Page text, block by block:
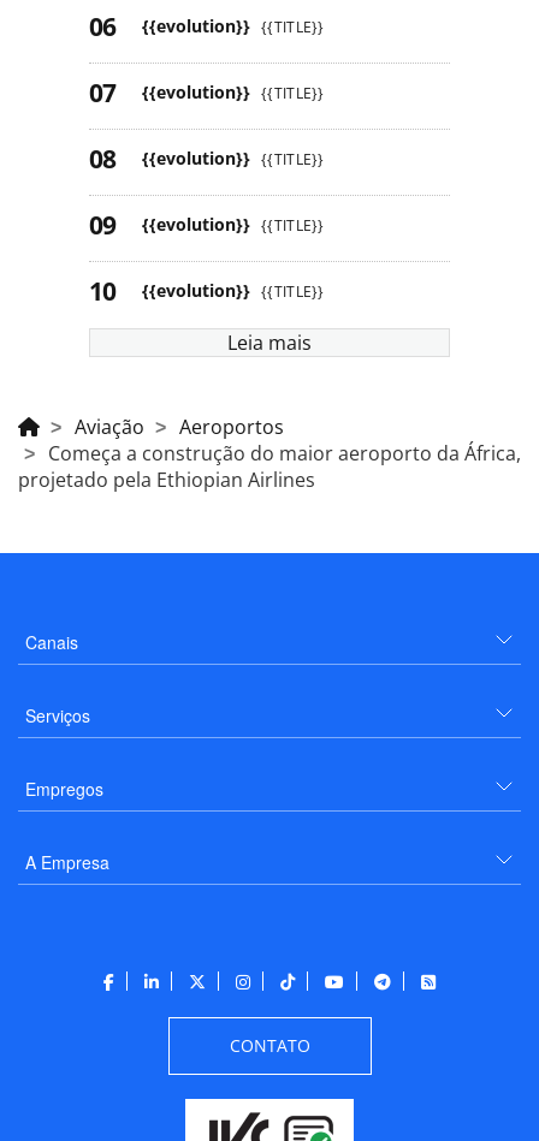
{{evolution}} {{TITLE}}
{{evolution}} {{TITLE}}
{{evolution}} {{TITLE}}
{{evolution}} {{TITLE}}
{{evolution}} {{TITLE}}
Leia mais
Aviação
Aeroportos
Começa a construção do maior aeroporto da África,
projetado pela Ethiopian Airlines
Canais
Serviços
Empregos
A Empresa
CONTATO